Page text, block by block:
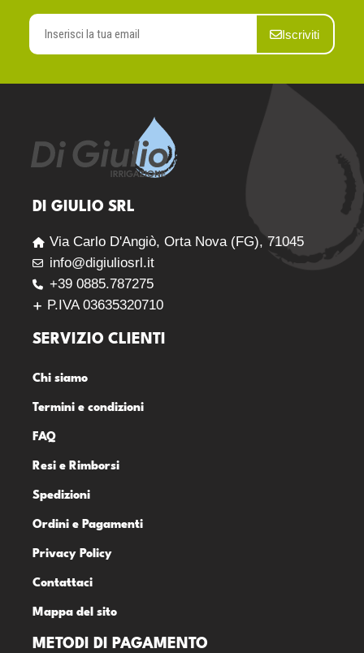
Iscriviti
DI GIULIO SRL
Via Carlo D'Angiò, Orta Nova (FG), 71045
info@digiuliosrl.it
+39 0885.787275
P.IVA 03635320710
SERVIZIO CLIENTI
Chi siamo
Termini e condizioni
FAQ
Resi e Rimborsi
Spedizioni
Ordini e Pagamenti
Privacy Policy
Contattaci
Mappa del sito
METODI DI PAGAMENTO